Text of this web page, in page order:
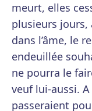
meurt, elles
plusieurs jours,
dans l’âme, le
endeuillée
ne pourra le
veuf lui-aussi.
passeraient